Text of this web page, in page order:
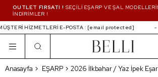
OUTLET FIRSATI ! SEÇİLİ EŞARP VE ŞAL
İNDİRİMLER !
HİZMETLERİ E-POSTA :[email protected]
Sarı Etnik Desen %100 Twill
Anasayfa EŞARP 2026 İlkbahar / Yaz İpek